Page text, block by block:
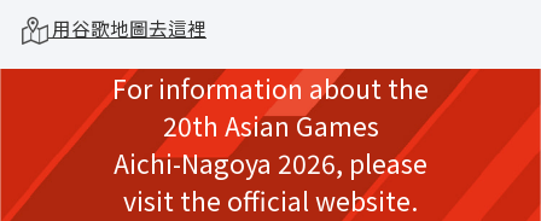
用谷歌地圖去這裡
For information about the
20th Asian Games
Aichi-Nagoya 2026, please
visit the official website.